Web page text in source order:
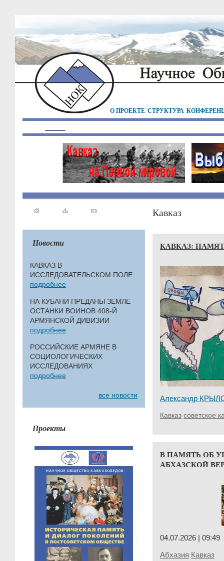
О ПРОЕКТЕ СТРУКТУРА
Новости
КАВКАЗ В
ИССЛЕДОВАТЕЛЬСКОМ ПОЛЕ
подробнее
НА КУБАНИ ПРЕДАНЫ ЗЕМЛЕ
ОСТАНКИ ВОИНОВ 408-Й
АРМЯНСКОЙ ДИВИЗИИ
подробнее
РОССИЙСКИЕ АРМЯНЕ В
СОЦИОЛОГИЧЕСКИХ
ИССЛЕДОВАНИЯХ
подробнее
все новости
Проекты
Кавказ
КАВКАЗ:
Александр
Кавказ советское
В ПАМЯТЬ ОБ
АБХАЗСКОЙ
04.07.2026 | 09:49
Абхазия Кавказ